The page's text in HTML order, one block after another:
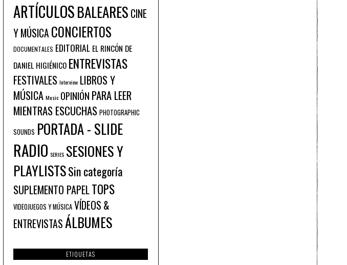
ARTÍCULOSBALEARES CINE
Y MÚSICA CONCIERTOS
DOCUMENTALES EDITORIAL EL RINCÓN DE
DANIEL HIGIÉNICO ENTREVISTAS
FESTIVALES Interview LIBROS Y
MÚSICA Music OPINIÓN PARA LEER
MIENTRAS ESCUCHAS PHOTOGRAPHIC
SOUNDS PORTADA - SLIDE
RADIO SERIES SESIONES Y
PLAYLISTSSin categoría
SUPLEMENTO PAPELTOPS
VIDEOJUEGOS Y MÚSICA VÍDEOS &
ENTREVISTASÁLBUMES
ETIQUETAS